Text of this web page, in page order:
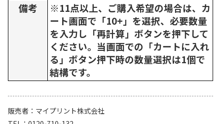
備考
※11点以上、ご購入希望の場合は、カ
ート画面で「10+」を選択、必要数量
を入力し「再計算」ボタンを押下して
ください。当画面での「カートに入れ
る」ボタン押下時の数量選択は1個で
結構です。
販売者
マイプリント株式会社